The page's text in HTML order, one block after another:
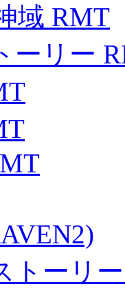
域 RMT
ーリー
トーリ